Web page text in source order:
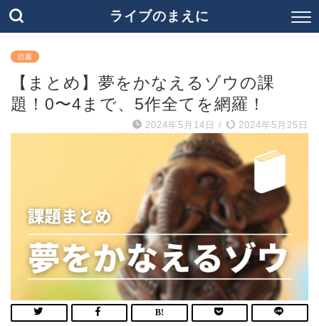
ライブのまえに
読書
【まとめ】夢をかなえるゾウの課
題！0〜4まで、5作全てを網羅！
2024年5月14日 / 2024年5月25日